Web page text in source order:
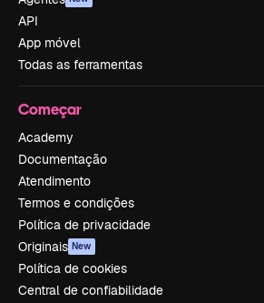
API
App móvel
Todas as ferramentas
Começar
Academy
Documentação
Atendimento
Termos e condições
Política de privacidade
Originais New
Política de cookies
Central de confiabilidade